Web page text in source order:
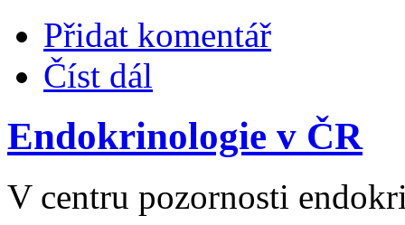
Přidat komentář
Číst dál
Endokrinologie v ČR
V centru pozornosti